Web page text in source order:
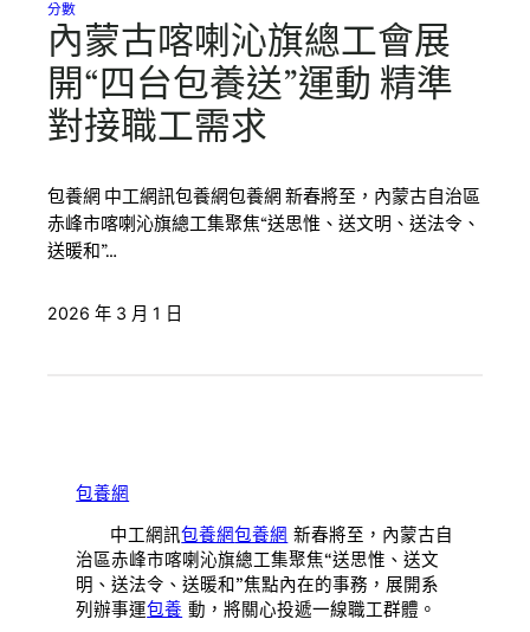
分數
內蒙古喀喇沁旗總工會展
開“四台包養送”運動 精準
對接職工需求
包養網 中工網訊包養網包養網 新春將至，內蒙古自治區
赤峰市喀喇沁旗總工集聚焦“送思惟、送文明、送法令、
送暖和”…
2026 年 3 月 1 日
包養網
中工網訊包養網包養網 新春將至，內蒙古自
治區赤峰市喀喇沁旗總工集聚焦“送思惟、送文
明、送法令、送暖和”焦點內在的事務，展開系
列辦事運包養 動，將關心投遞一線職工群體。